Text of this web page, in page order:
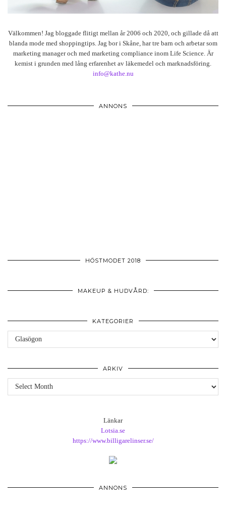
Välkommen! Jag bloggade flitigt mellan år 2006 och 2020, och gillade då att
blanda mode med shoppingtips. Jag bor i Skåne, har tre barn och arbetar som
marketing manager och med marketing compliance inom Life Science. Är
kemist i grunden med lång erfarenhet av läkemedel och marknadsföring.
info@kathe.nu
ANNONS
HÖSTMODET 2018
MAKEUP & HUDVÅRD:
KATEGORIER
Kategorier
ARKIV
Arkiv
Länkar
Lotsia.se
https://www.billigarelinser.se/
ANNONS